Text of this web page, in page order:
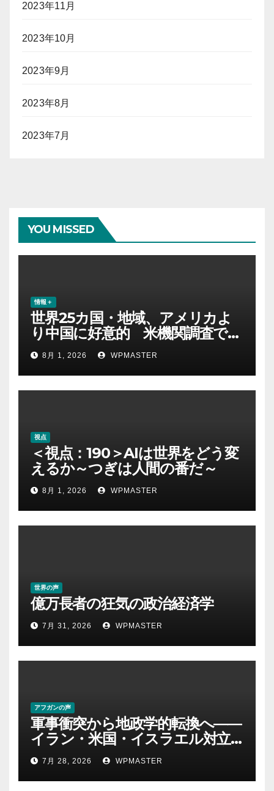
2023年11月
2023年10月
2023年9月
2023年8月
2023年7月
YOU MISSED
情報＋
世界25カ国・地域、アメリカよ
り中国に好意的 米機関調査で初
めて多数派に
8月 1, 2026 WPMASTER
視点
＜視点：190＞AIは世界をどう変
えるか～つぎは人間の番だ～
8月 1, 2026 WPMASTER
世界の声
億万長者の狂気の政治経済学
7月 31, 2026 WPMASTER
アフガンの声
軍事衝突から地政学的転換へ――
イラン・米国・イスラエル対立
後の中東 権力、抵抗、世界秩序
を問い直す-第２部
7月 28, 2026 WPMASTER